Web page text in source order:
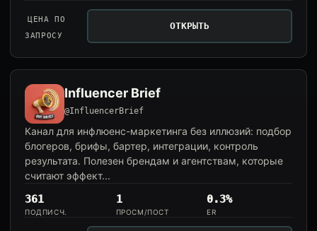
ЦЕНА ПО
ЗАПРОСУ
ОТКРЫТЬ
Influencer Brief
@InfluencerBrief
Канал для инфлюенс-маркетинга без иллюзий: подбор
блогеров, брифы, бартер, интеграции, контроль
результата. Полезен брендам и агентствам, которые
считают эффект...
361
ПОДПИСЧ.
1
ПРОСМ/ПОСТ
0.3%
ER